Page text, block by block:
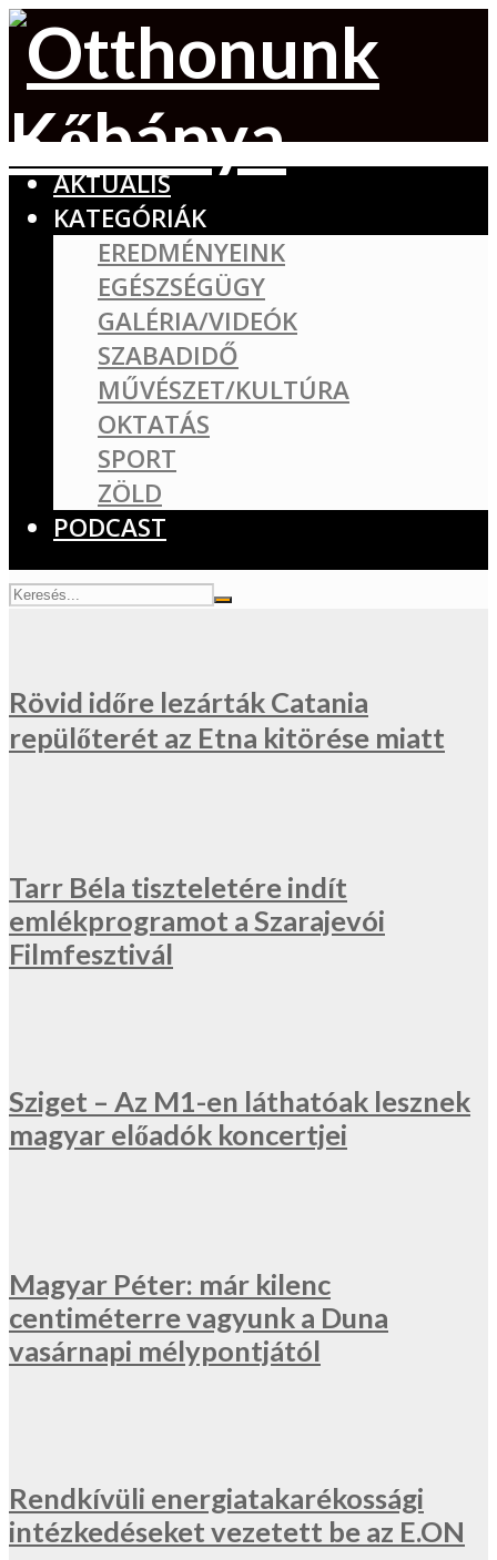
AKTUÁLIS
KATEGÓRIÁK
EREDMÉNYEINK
EGÉSZSÉGÜGY
GALÉRIA/VIDEÓK
SZABADIDŐ
MŰVÉSZET/KULTÚRA
OKTATÁS
SPORT
ZÖLD
PODCAST
Rövid időre lezárták Catania
repülőterét az Etna kitörése miatt
Tarr Béla tiszteletére indít
emlékprogramot a Szarajevói
Filmfesztivál
Sziget – Az M1-en láthatóak lesznek
magyar előadók koncertjei
Magyar Péter: már kilenc
centiméterre vagyunk a Duna
vasárnapi mélypontjától
Rendkívüli energiatakarékossági
intézkedéseket vezetett be az E.ON